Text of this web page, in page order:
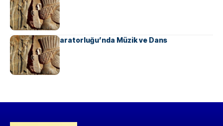
Ahameniş İmparatorluğu’nda Müzik ve Dans